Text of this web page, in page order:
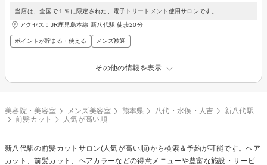
当店は、全国で１％に限定された、電子トリートメント使用サロンです。
アクセス：JR鹿児島本線 新八代駅 徒歩20分
ポイントが貯まる・使える メンズ歓迎
その他の情報を表示
美容院・美容室 メンズ美容室 熊本県 八代・水俣・人吉
新八代駅
前髪カット
人気が高い順
新八代駅の前髪カット サロン(人気が高い順)から検索＆予約が可能です。ヘア
カット、前髪カット、ヘアカラーなどの得意メニューや豊富な施設・サービ